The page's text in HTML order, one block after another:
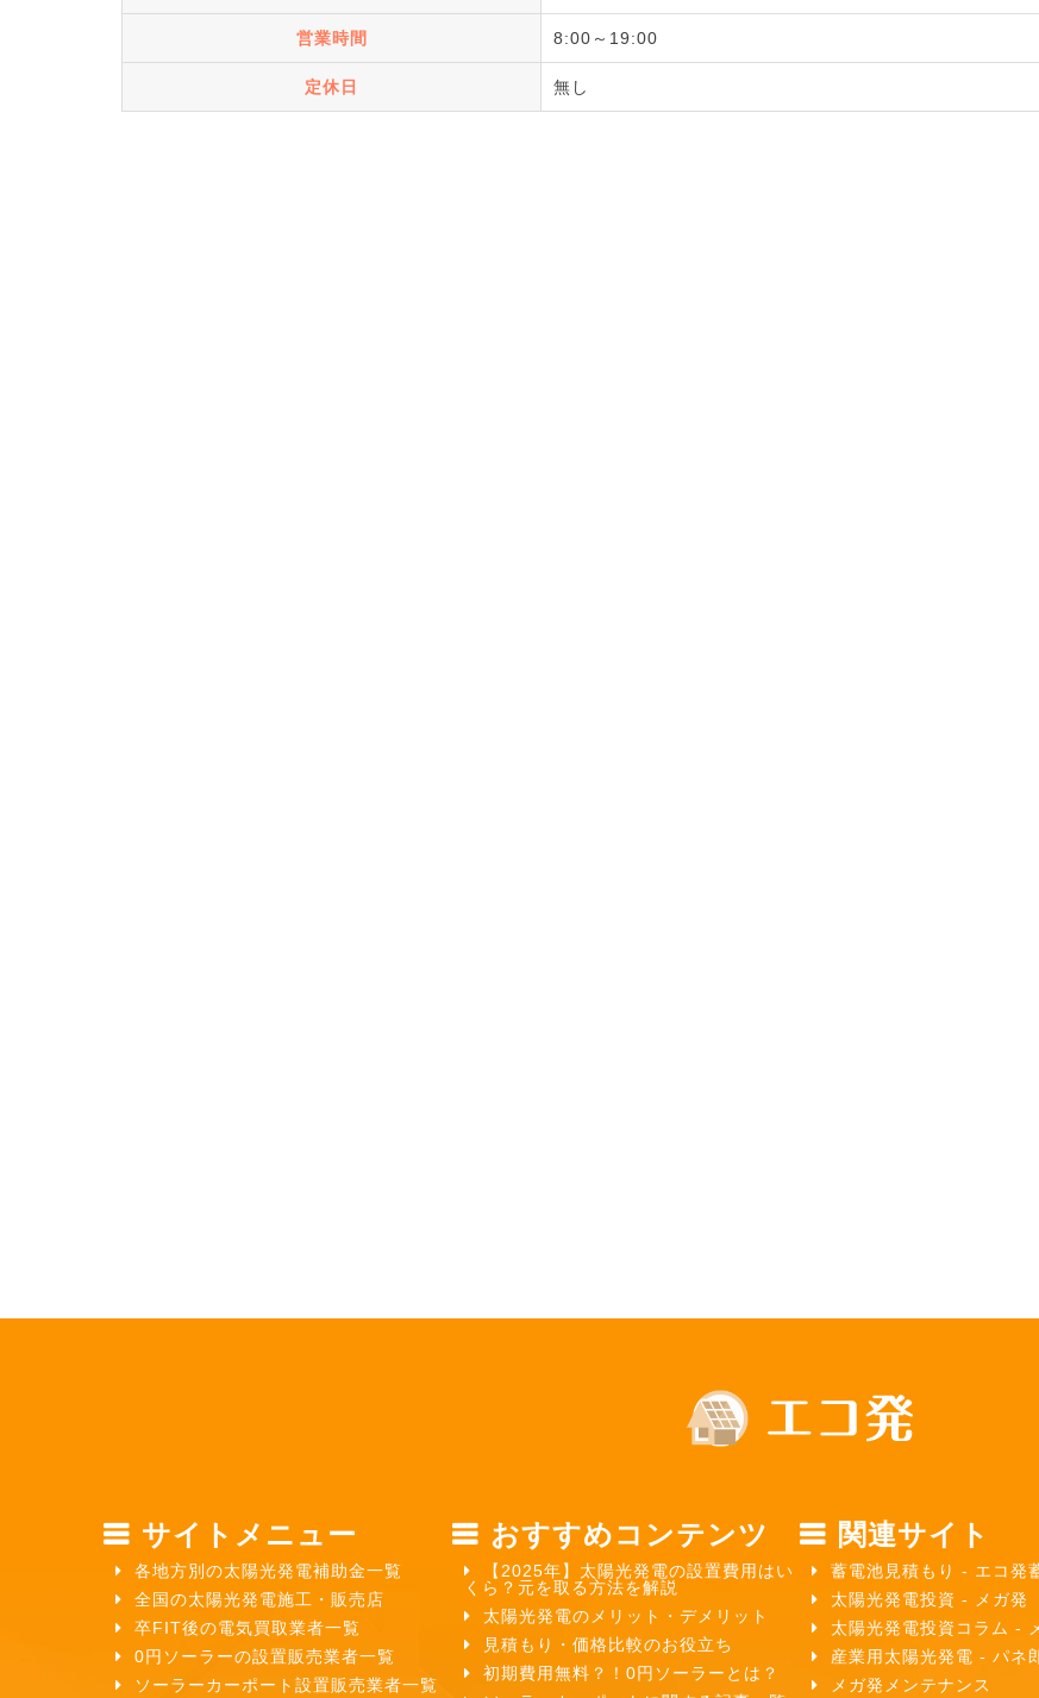
営業時間 8:00～19:00
定休日 無し
サイトメニュー
各地方別の太陽光発電補助金一覧
全国の太陽光発電施工・販売店
卒FIT後の電気買取業者一覧
0円ソーラーの設置販売業者一覧
ソーラーカーポート設置販売業者一覧
おすすめコンテンツ
【2025年】太陽光発電の設置費用はい
くら？元を取る方法を解説
太陽光発電のメリット・デメリット
見積もり・価格比較のお役立ち
初期費用無料？！0円ソーラーとは？
関連サイト
蓄電池見積もり - エコ発
太陽光発電投資 - メガ発
太陽光発電投資コラム -
産業用太陽光発電 - パネ
メガ発メンテナンス